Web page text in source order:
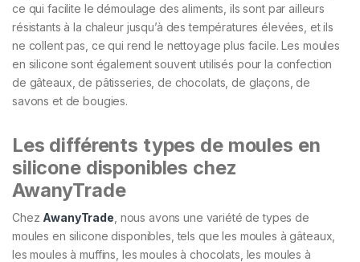
ce qui facilite le démoulage des aliments, ils sont par ailleurs
résistants à la chaleur jusqu’à des températures élevées, et ils
ne collent pas, ce qui rend le nettoyage plus facile. Les moules
en silicone sont également souvent utilisés pour la confection
de gâteaux, de pâtisseries, de chocolats, de glaçons, de
savons et de bougies.
Les différents types de moules en
silicone disponibles chez
AwanyTrade
Chez AwanyTrade , nous avons une variété de types de
moules en silicone disponibles, tels que les moules à gâteaux,
les moules à muffins, les moules à chocolats, les moules à